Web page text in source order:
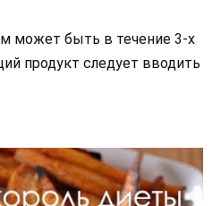
может быть в течение 3-х
продукт следует вводить